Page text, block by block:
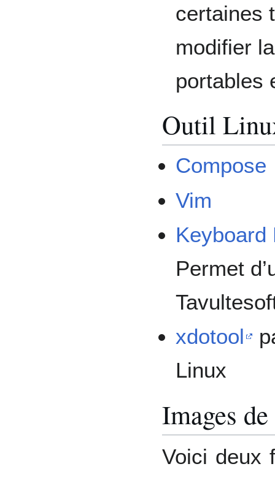
certaines
modifier
portables
Outil
Compose
Vim
Keyboard
Permet
xdotool
Linux
Images
Voici deux